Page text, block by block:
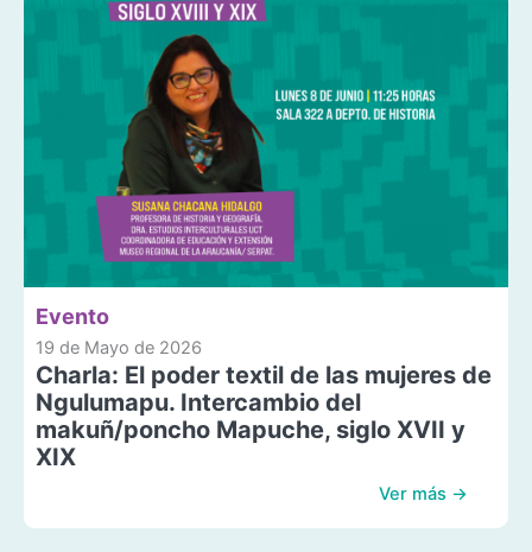
Evento
19 de Mayo de 2026
Charla: El poder textil de las mujeres de
Ngulumapu. Intercambio del
makuñ/poncho Mapuche, siglo XVII y
XIX
Ver más →